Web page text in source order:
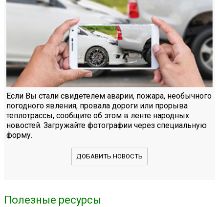
Если Вы стали свидетелем аварии, пожара, необычного
погодного явления, провала дороги или прорыва
теплотрассы, сообщите об этом в ленте народных
новостей. Загружайте фотографии через специальную
форму.
ДОБАВИТЬ НОВОСТЬ
Полезные ресурсы